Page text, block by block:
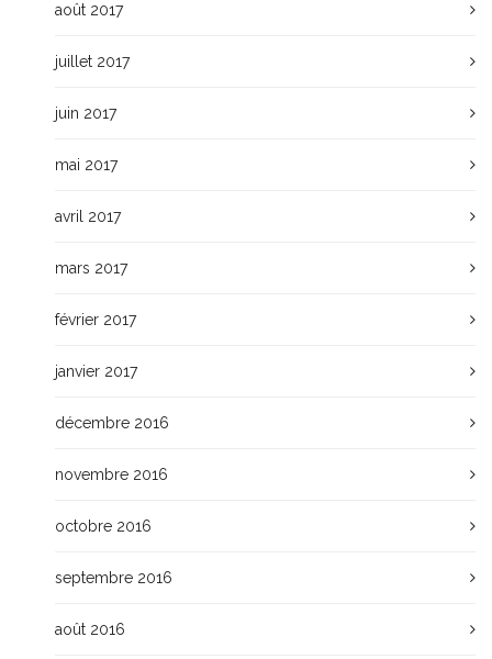
août 2017
juillet 2017
juin 2017
mai 2017
avril 2017
mars 2017
février 2017
janvier 2017
décembre 2016
novembre 2016
octobre 2016
septembre 2016
août 2016